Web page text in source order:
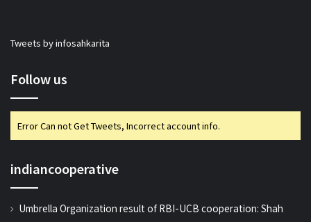
Tweets by infosahkarita
Follow us
Error Can not Get Tweets, Incorrect account info.
indiancooperative
Umbrella Organization result of RBI-UCB cooperation: Shah